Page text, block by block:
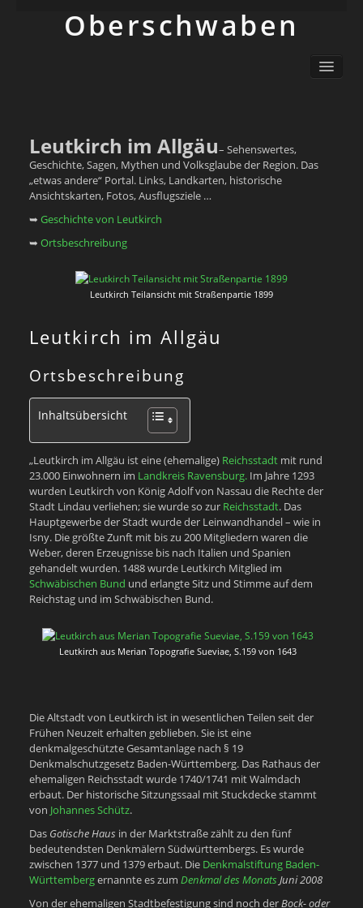
Ober­schwaben
Schwäbisch
Info
Leutkirch im Allgäu– Sehenswertes,
Geschichte, Sagen, Mythen und Volksglaube der Region. Das
„etwas andere“ Portal. Links, Landkarten, historische
Ansichtskarten, Fotos, Ausflugsziele …
➥ Geschichte von Leutkirch
➥ Ortsbeschreibung
Leutkirch Teilansicht mit Straßenpartie 1899
Leutkirch im Allgäu
Ortsbeschreibung
Inhaltsübersicht
„Leutkirch im Allgäu ist eine (ehemalige) Reichsstadtmit rund
23.000 Einwohnern im Landkreis Ravensburg.Im Jahre 1293
wurden Leutkirch von König Adolf von Nassau die Rechte der
Stadt Lindau verliehen; sie wurde so zur Reichsstadt. Das
Hauptgewerbe der Stadt wurde der Leinwandhandel – wie in
Isny. Die größte Zunft mit bis zu 200 Mitgliedern waren die
Weber, deren Erzeugnisse bis nach Italien und Spanien
gehandelt wurden. 1488 wurde Leutkirch Mitglied im
Schwäbischen Bund und erlangte Sitz und Stimme auf dem
Reichstag und im Schwäbischen Bund.
Leutkirch aus Merian Topografie Sueviae, S.159 von 1643
Die Altstadt von Leutkirch ist in wesentlichen Teilen seit der
Frühen Neuzeit erhalten geblieben. Sie ist eine
denkmalgeschützte Gesamtanlage nach § 19
Denkmalschutzgesetz Baden-Württemberg. Das Rathaus der
ehemaligen Reichsstadt wurde 1740/1741 mit Walmdach
erbaut. Der historische Sitzungssaal mit Stuckdecke stammt
von Johannes Schütz.
Das Gotische Haus in der Marktstraße zählt zu den fünf
bedeutendsten Denkmälern Südwürttembergs. Es wurde
zwischen 1377 und 1379 erbaut. Die Denkmalstiftung Baden-
Württembergernannte es zum Denkmal des Monats Juni 2008
Von der ehemaligen Stadtbefestigung sind noch derBock- oder